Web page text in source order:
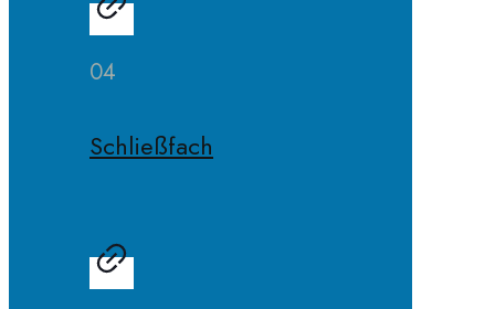
04
Schließfach